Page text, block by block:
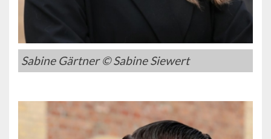
Sabine Gärtner © Sabine Siewert